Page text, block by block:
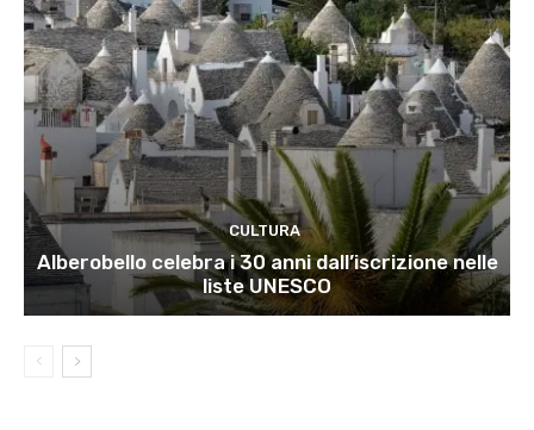
CULTURA
Alberobello celebra i 30 anni dall’iscrizione nelle
liste UNESCO